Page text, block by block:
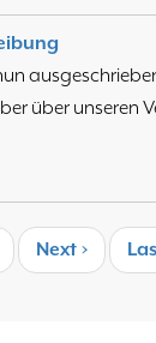
über unseren
Nächste
Next ›